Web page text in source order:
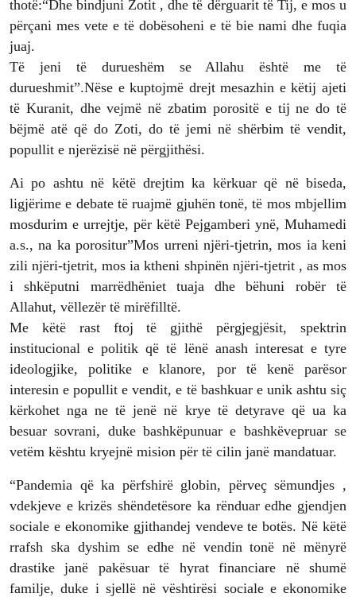
thotë:“Dhe bindjuni Zotit , dhe të dërguarit të Tij, e mos u
përçani mes vete e të dobësoheni e të bie nami dhe fuqia
juaj.
Të jeni të durueshëm se Allahu është me të
durueshmit”.Nëse e kuptojmë drejt mesazhin e këtij ajeti
të Kuranit, dhe vejmë në zbatim porositë e tij ne do të
bëjmë atë që do Zoti, do të jemi në shërbim të vendit,
popullit e njerëzisë në përgjithësi.
Ai po ashtu në këtë drejtim ka kërkuar që në biseda,
ligjërime e debate të ruajmë gjuhën tonë, të mos mbjellim
mosdurim e urrejtje, për këtë Pejgamberi ynë, Muhamedi
a.s., na ka porositur”Mos urreni njëri-tjetrin, mos ia keni
zili njëri-tjetrit, mos ia ktheni shpinën njëri-tjetrit , as mos
i shkëputni marrëdhëniet tuaja dhe bëhuni robër të
Allahut, vëllezër të mirëfilltë.
Me këtë rast ftoj të gjithë përgjegjësit, spektrin
institucional e politik që të lënë anash interesat e tyre
ideologjike, politike e klanore, por të kenë parësor
interesin e popullit e vendit, e të bashkuar e unik ashtu siç
kërkohet nga ne të jenë në krye të detyrave që ua ka
besuar sovrani, duke bashkëpunuar e bashkëvepruar se
vetëm kështu kryejnë mision për të cilin janë mandatuar.
“Pandemia që ka përfshirë globin, përveç sëmundjes ,
vdekjeve e krizës shëndetësore ka rënduar edhe gjendjen
sociale e ekonomike gjithandej vendeve te botës. Në këtë
rrafsh ska dyshim se edhe në vendin tonë në mënyrë
drastike janë pakësuar të hyrat financiare në shumë
familje, duke i sjellë në vështirësi sociale e ekonomike